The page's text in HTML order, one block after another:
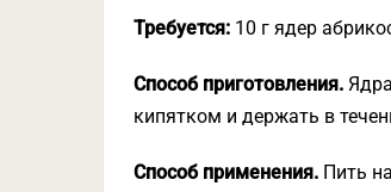
Требуется: 10 г ядер
Способ приготовления.
кипятком и держать в
Способ применения. Пить